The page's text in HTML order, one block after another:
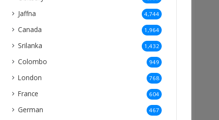
Jaffna 4,744
Canada 1,964
Srilanka 1,432
Colombo 949
London 768
France 604
German 467